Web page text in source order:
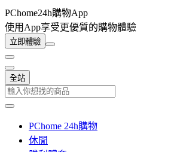
PChome24h購物App
使用App享受更優質的購物體驗
立即體驗
全站
PChome 24h購物
休閒